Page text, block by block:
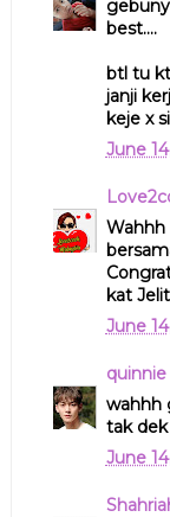
best....
btl tu kt
janji
keje x
June
Wahhh
kat
June
quinnie
wahhh
tak dek
June